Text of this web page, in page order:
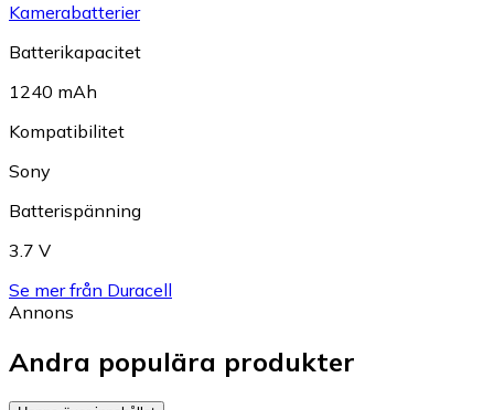
Kamerabatterier
Batterikapacitet
1240 mAh
Kompatibilitet
Sony
Batterispänning
3.7 V
Se mer från Duracell
Annons
Andra populära produkter